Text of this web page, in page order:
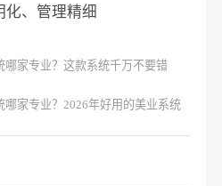
化、管理精细
哪家专业？这款系统千万不要错
哪家专业？2026年好用的美业系统